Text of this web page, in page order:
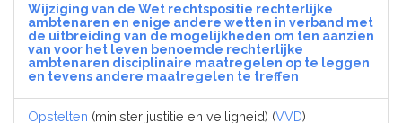
Wijziging van de Wet rechtspositie rechterlijke
ambtenaren en enige andere wetten in verband met
de uitbreiding van de mogelijkheden om ten aanzien
van voor het leven benoemde rechterlijke
ambtenaren disciplinaire maatregelen op te leggen
en tevens andere maatregelen te treffen
Opstelten (minister justitie en veiligheid) (VVD)